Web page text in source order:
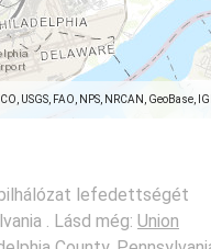
USGS, FAO, NPS, NRCAN,
lefedettségét
. Lásd még: Union